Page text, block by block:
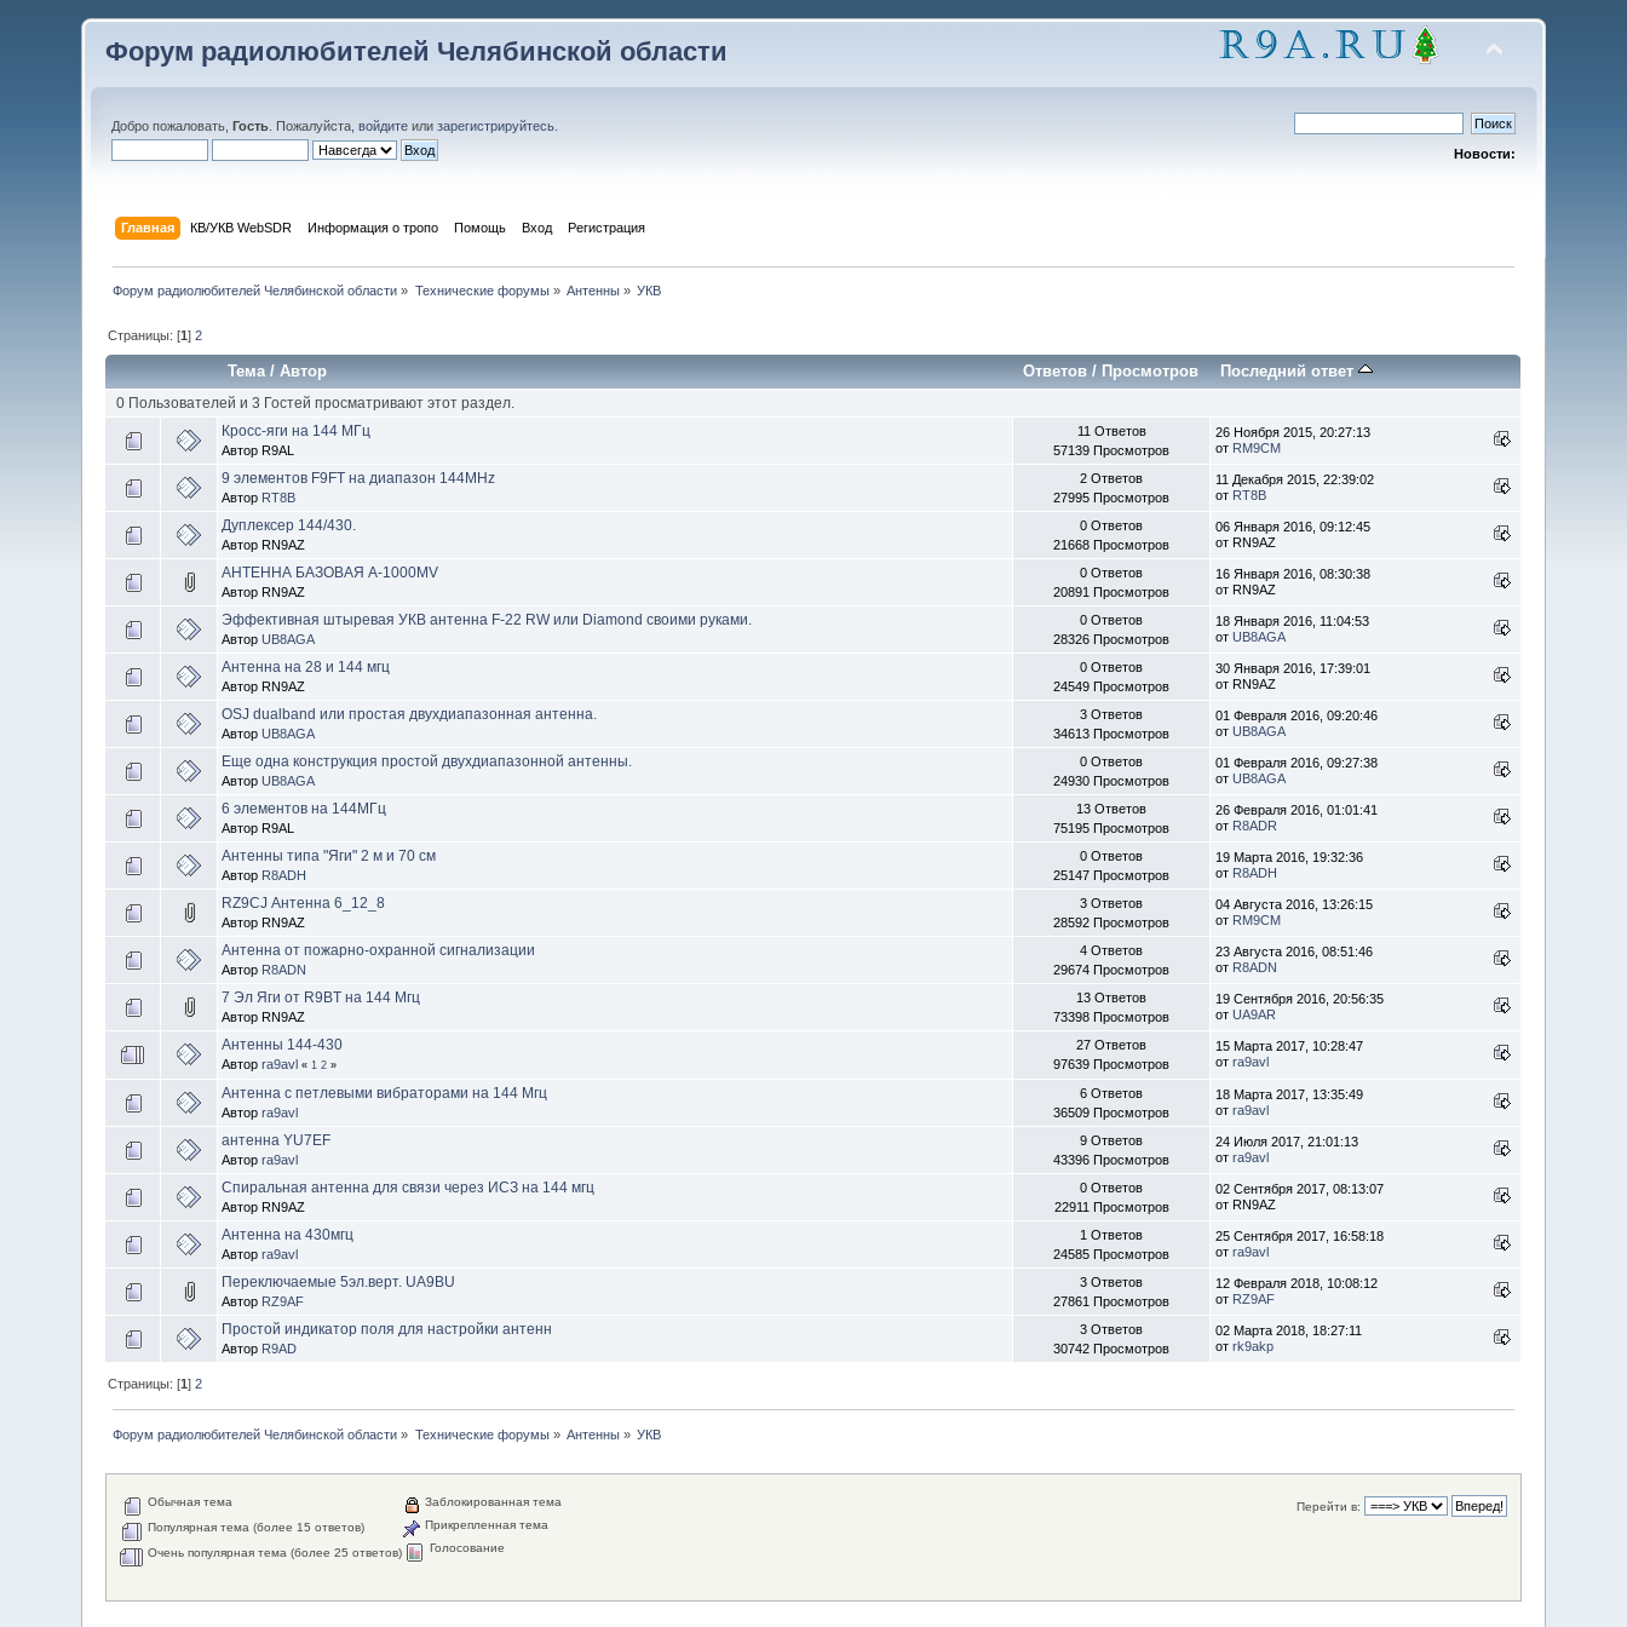
Форум радиолюбителей Челябинской области
Добро пожаловать,Гость . Пожалуйста,войдите илизарегистрируйтесь
Новости:
Главная КВ/УКВ WebSDR Информация о тропо Помощь Вход Регистрация
Форум радиолюбителей Челябинской области » Технические форумы» Антенны » УКВ
Страницы: [1]2
Тема/Автор Ответов /Просмотров Последний ответ
0 Пользователей и 3 Гостей просматривают этот раздел.
Кросс-яги на 144 МГц
Автор R9AL
11 Ответов
57139 Просмотров
26 Ноября 2015, 20:27:13
от RM9CM
9 элементов F9FT на диапазон 144MHz
Автор RT8B
2 Ответов
27995 Просмотров
11 Декабря 2015, 22:39:02
от RT8B
Дуплексер 144/430.
Автор RN9AZ
0 Ответов
21668 Просмотров
06 Января 2016, 09:12:45
от RN9AZ
АНТЕННА БАЗОВАЯ A-1000MV
Автор RN9AZ
0 Ответов
20891 Просмотров
16 Января 2016, 08:30:38
от RN9AZ
Эффективная штыревая УКВ антенна F-22 RW или Diamond своими руками.
АвторUB8AGA
0 Ответов
28326 Просмотров
18 Января 2016, 11:04:53
отUB8AGA
Антенна на 28 и 144 мгц
Автор RN9AZ
0 Ответов
24549 Просмотров
30 Января 2016, 17:39:01
от RN9AZ
OSJ dualband или простая двухдиапазонная антенна.
АвторUB8AGA
3 Ответов
34613 Просмотров
01 Февраля 2016, 09:20:46
отUB8AGA
Еще одна конструкция простой двухдиапазонной антенны.
АвторUB8AGA
0 Ответов
24930 Просмотров
01 Февраля 2016, 09:27:38
отUB8AGA
6 элементов на 144МГц
Автор R9AL
13 Ответов
75195 Просмотров
26 Февраля 2016, 01:01:41
от R8ADR
Антенны типа "Яги" 2 м и 70 см
Автор R8ADH
0 Ответов
25147 Просмотров
19 Марта 2016, 19:32:36
от R8ADH
RZ9CJ Антенна 6_12_8
Автор RN9AZ
3 Ответов
28592 Просмотров
04 Августа 2016, 13:26:15
от RM9CM
Антенна от пожарно-охранной сигнализации
Автор R8ADN
4 Ответов
29674 Просмотров
23 Августа 2016, 08:51:46
от R8ADN
7 Эл Яги от R9BT на 144 Мгц
Автор RN9AZ
13 Ответов
73398 Просмотров
19 Сентября 2016, 20:56:35
отUA9AR
Антенны 144-430
Авторra9avl « 1 2 »
27 Ответов
97639 Просмотров
15 Марта 2017, 10:28:47
отra9avl
Антенна с петлевыми вибраторами на 144 Мгц
Авторra9avl
6 Ответов
36509 Просмотров
18 Марта 2017, 13:35:49
отra9avl
антенна YU7EF
Авторra9avl
9 Ответов
43396 Просмотров
24 Июля 2017, 21:01:13
отra9avl
Спиральная антенна для связи через ИСЗ на 144 мгц
Автор RN9AZ
0 Ответов
22911 Просмотров
02 Сентября 2017, 08:13:07
от RN9AZ
Антенна на 430мгц
Авторra9avl
1 Ответов
24585 Просмотров
25 Сентября 2017, 16:58:18
отra9avl
Переключаемые 5эл.верт. UA9BU
Автор RZ9AF
3 Ответов
27861 Просмотров
12 Февраля 2018, 10:08:12
от RZ9AF
Простой индикатор поля для настройки антенн
Автор R9AD
3 Ответов
30742 Просмотров
02 Марта 2018, 18:27:11
отrk9akp
Страницы: [1]2
Форум радиолюбителей Челябинской области » Технические форумы» Антенны » УКВ
Перейти в:
Обычная тема
Популярная тема (более 15 ответов)
Очень популярная тема (более 25 ответов)
Заблокированная тема
Прикрепленная тема
Голосование